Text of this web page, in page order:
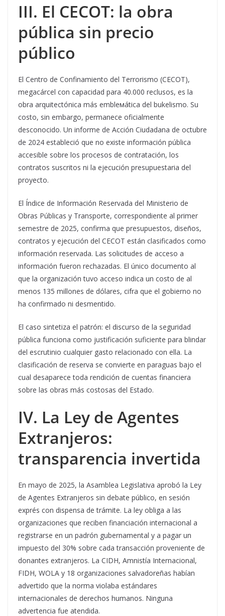
III. El CECOT: la obra
pública sin precio
público
El Centro de Confinamiento del Terrorismo (CECOT),
megacárcel con capacidad para 40.000 reclusos, es la
obra arquitectónica más emblемática del bukelismo. Su
costo, sin embargo, permanece oficialmente
desconocido. Un informe de Acción Ciudadana de octubre
de 2024 estableció que no existe información pública
accesible sobre los procesos de contratación, los
contratos suscritos ni la ejecución presupuestaria del
proyecto.
El Índice de Información Reservada del Ministerio de
Obras Públicas y Transporte, correspondiente al primer
semestre de 2025, confirma que presupuestos, diseños,
contratos y ejecución del CECOT están clasificados como
información reservada. Las solicitudes de acceso a
información fueron rechazadas. El único documento al
que la organización tuvo acceso indica un costo de al
menos 135 millones de dólares, cifra que el gobierno no
ha confirmado ni desmentido.
El caso sintetiza el patrón: el discurso de la seguridad
pública funciona como justificación suficiente para blindar
del escrutinio cualquier gasto relacionado con ella. La
clasificación de reserva se convierte en paraguas bajo el
cual desaparece toda rendición de cuentas financiera
sobre las obras más costosas del Estado.
IV. La Ley de Agentes
Extranjeros:
transparencia invertida
En mayo de 2025, la Asamblea Legislativa aprobó la Ley
de Agentes Extranjeros sin debate público, en sesión
exprés con dispensa de trámite. La ley obliga a las
organizaciones que reciben financiación internacional a
registrarse en un padrón gubernamental y a pagar un
impuesto del 30% sobre cada transacción proveniente de
donantes extranjeros. La CIDH, Amnistía Internacional,
FIDH, WOLA y 18 organizaciones salvadoreñas habían
advertido que la norma violaba estándares
internacionales de derechos humanos. Ninguna
advertencia fue atendida.